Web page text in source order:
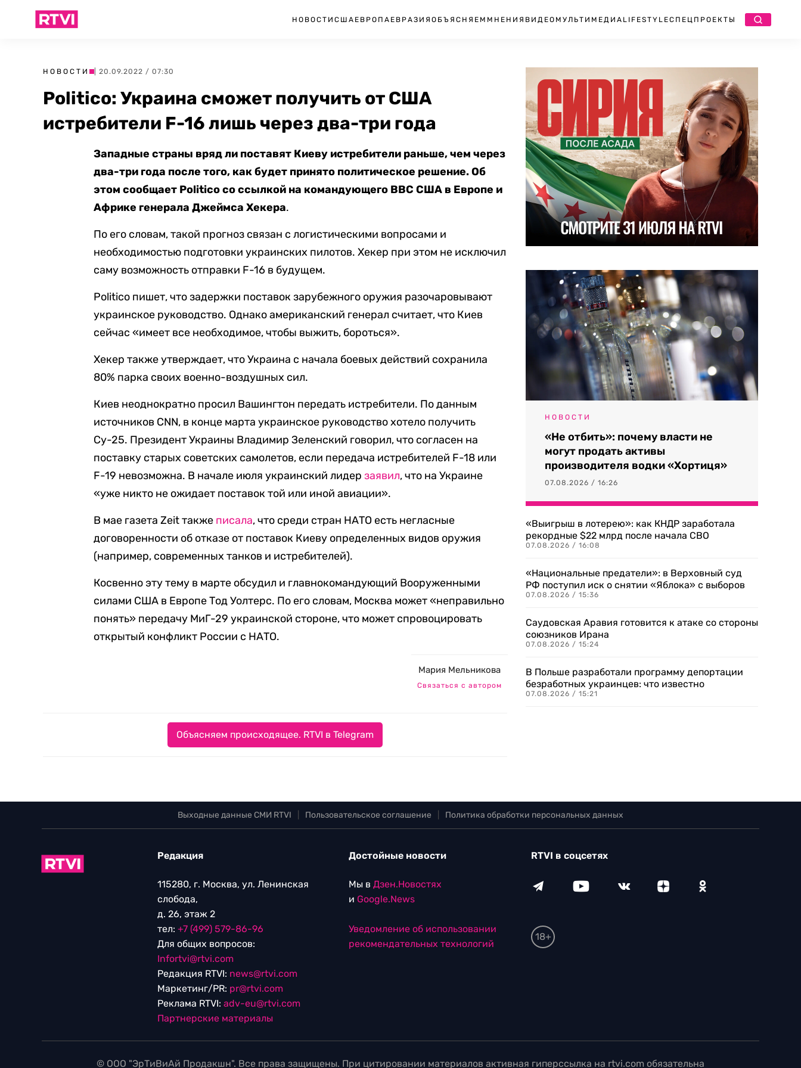
НОВОСТИ США ЕВРОПА ЕВРАЗИЯ ОБЪЯСНЯЕМ МНЕНИЯ ВИДЕО МУЛЬТИМЕДИА LIFESTYLEСПЕЦПРОЕКТЫ
НОВОСТИ | 20.09.2022 / 07:30
Politico: Украина сможет получить от США
истребители F-16 лишь через два-три года
Западные страны вряд ли поставят Киеву истребители раньше, чем через
два-три года после того, как будет принято политическое решение. Об
этом сообщает Politico со ссылкой на командующего ВВС США в Европе и
Африке генерала Джеймса Хекера.
По его словам, такой прогноз связан с логистическими вопросами и
необходимостью подготовки украинских пилотов. Хекер при этом не исключил
саму возможность отправки F-16 в будущем.
Politico пишет, что задержки поставок зарубежного оружия разочаровывают
украинское руководство. Однако американский генерал считает, что Киев
сейчас «имеет все необходимое, чтобы выжить, бороться».
Хекер также утверждает, что Украина с начала боевых действий сохранила
80% парка своих военно-воздушных сил.
Киев неоднократно просил Вашингтон передать истребители. По данным
источников CNN, в конце марта украинское руководство хотело получить
Су-25. Президент Украины Владимир Зеленский говорил, что согласен на
поставку старых советских самолетов, если передача истребителей F-18 или
F-19 невозможна. В начале июля украинский лидерзаявил, что на Украине
«уже никто не ожидает поставок той или иной авиации».
В мае газета Zeit также писала, что среди стран НАТО есть негласные
договоренности об отказе от поставок Киеву определенных видов оружия
(например, современных танков и истребителей).
Косвенно эту тему в марте обсудил и главнокомандующий Вооруженными
силами США в Европе Тод Уолтерс. По его словам, Москва может «неправильно
понять» передачу МиГ-29 украинской стороне, что может спровоцировать
открытый конфликт России с НАТО.
Мария Мельникова
Связаться с автором
Объясняем происходящее. RTVI в Telegram
НОВОСТИ
«Не отбить»: почему власти не
могут продать активы
производителя водки «Хортиця»
07.08.2026 / 16:26
«Выигрыш в лотерею»: как КНДР заработала
рекордные $22 млрд после начала СВО
07.08.2026 / 16:08
«Национальные предатели»: в Верховный суд
РФ поступил иск о снятии «Яблока» с выборов
07.08.2026 / 15:36
Саудовская Аравия готовится к атаке со стороны
союзников Ирана
07.08.2026 / 15:24
В Польше разработали программу депортации
безработных украинцев: что известно
07.08.2026 / 15:21
Выходные данные СМИ RTVI Пользовательское соглашение Политика обработки персональных данных
Редакция
115280, г. Москва, ул. Ленинская
слобода,
д. 26, этаж 2
тел: +7 (499) 579-86-96
Для общих вопросов:
Infortvi@rtvi.com
Редакция RTVI: news@rtvi.com
Маркетинг/PR: pr@rtvi.com
Реклама RTVI: adv-eu@rtvi.com
Партнерские материалы
Достойные новости
Мы в Дзен.Новостях
и Google.News
Уведомление об использовании
рекомендательных технологий
RTVI в соцсетях
18+
© ООО "ЭрТиВиАй Продакшн". Все права защищены. При цитировании материалов активная гиперссылка на rtvi.com обязательна